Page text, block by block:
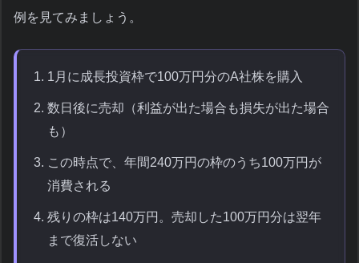
例を見てみましょう。
1月に成長投資枠で100万円分のA社株を購入
数日後に売却（利益が出た場合も損失が出た場合
も）
この時点で、年間240万円の枠のうち100万円が
消費される
残りの枠は140万円。売却した100万円分は翌年
まで復活しない